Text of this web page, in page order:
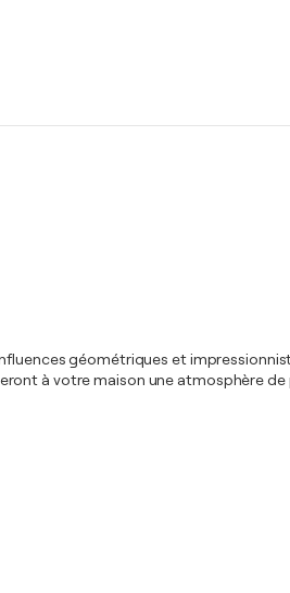
géométriques et
à votre maison une atmosphère